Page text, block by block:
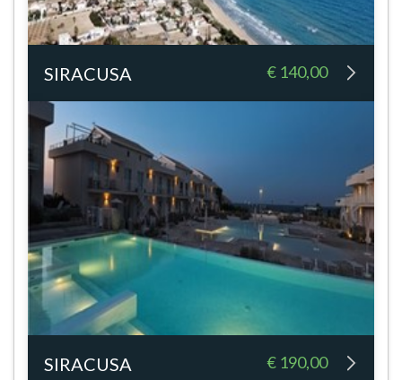
SIRACUSA € 140,00
SIRACUSA € 190,00